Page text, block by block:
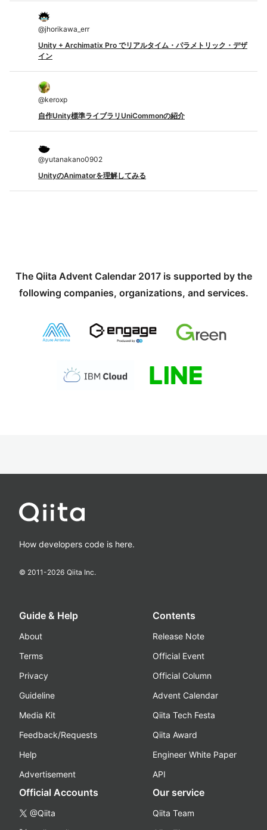
@jhorikawa_err
Unity + Archimatix Pro でリアルタイム・パラメトリック・デザ
イン
@keroxp
自作Unity標準ライブラリUniCommonの紹介
@yutanakano0902
UnityのAnimatorを理解してみる
The Qiita Advent Calendar 2017 is supported by the
following companies, organizations, and services.
How developers code is here.
© 2011-2026 Qiita Inc.
Guide & Help
About
Terms
Privacy
Guideline
Media Kit
Feedback/Requests
Help
Advertisement
Contents
Release Note
Official Event
Official Column
Advent Calendar
Qiita Tech Festa
Qiita Award
Engineer White Paper
API
Official Accounts
@Qiita
Our service
Qiita Team